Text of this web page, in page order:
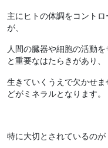
主にヒトの体調をコント
が、
人間の臓器や細胞の活動
と重要なはたらきがあり、
生きていくうえで欠かせ
どがミネラルとなります。
特に大切とされているのが